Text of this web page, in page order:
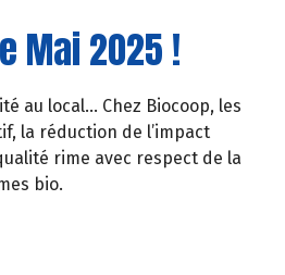
Mai 2025 !
au local… Chez Biocoop, les
la réduction de l’impact
rime avec respect de la
bio.